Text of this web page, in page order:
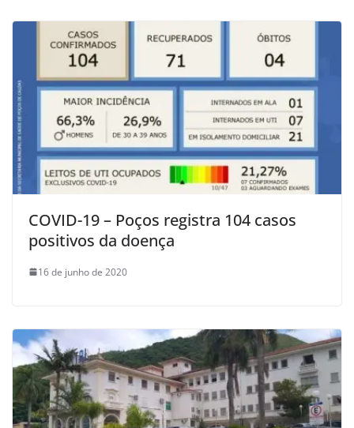
COVID-19 – Poços registra 104 casos
positivos da doença
16 de junho de 2020